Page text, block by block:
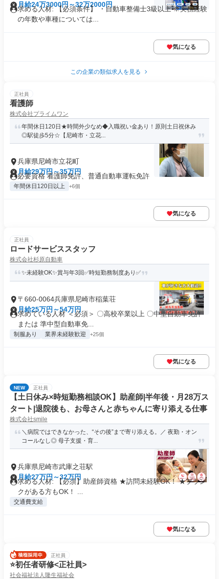
月給24万3000円～32万2000円
求める人材: 【必須条件】 ・自動車整備士3級以上 ※実務経験
の年数や車種については...
気になる
この企業の類似求人を見る
正社員
看護師
株式会社プライムワン
年間休日120日★時間外少なめ◆入職祝い金あり！原則土日祝休み
◎駅徒歩5分☆【尼崎市・立花...
兵庫県尼崎市立花町
月給29万円～35万円
必要資格 看護師免許、普通自動車運転免許
年間休日120日以上 +6個
気になる
正社員
ロードサービススタッフ
株式会社杉原自動車
✨未経験OK✨賞与年3回✅時短勤務制度あり✅
〒660-0064兵庫県尼崎市稲葉荘
月給25万円～54万円
求めている人材 ＜必須＞ 〇高校卒業以上 〇中型自動車免許
または 準中型自動車免...
制服あり 業界未経験歓迎 +25個
気になる
NEW 正社員
【土日休み×時短勤務相談OK】助産師|半年後・月28万ス
タート|退院後も、お母さんと赤ちゃんに寄り添える仕事
株式会社smile
＼病院ではできなかった、“その後”まで寄り添える。／ 夜勤・オン
コールなし◎ 母子支援・育...
兵庫県尼崎市武庫之荘駅
月給27万円～32万円
求める人材: 【必須】助産師資格 ★訪問未経験OK！ ★ブラン
クがある方もOK！ ...
交通費支給
気になる
正社員
⭐️初任者研修<正社員>
社会福祉法人隆生福祉会